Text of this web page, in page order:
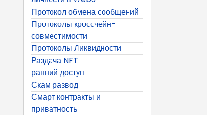
Протокол обмена сообщений
Протоколы кроссчейн-
совместимости
Протоколы Ликвидности
Раздача NFT
ранний доступ
Скам развод
Смарт контракты и
приватность